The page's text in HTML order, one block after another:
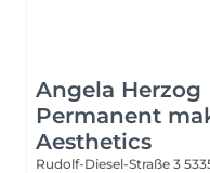
Angela Herzog
Permanent
Aesthetics
Rudolf-Diesel-Straße 3